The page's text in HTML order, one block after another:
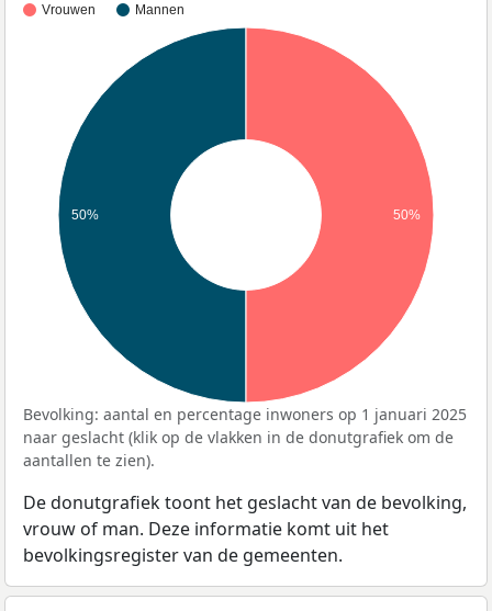
Vrouwen Mannen
50% 50%
Bevolking: aantal en percentage inwoners op 1 januari 2025
naar geslacht (klik op de vlakken in de donutgrafiek om de
aantallen te zien).
De donutgrafiek toont het geslacht van de bevolking,
vrouw of man. Deze informatie komt uit het
bevolkingsregister van de gemeenten.